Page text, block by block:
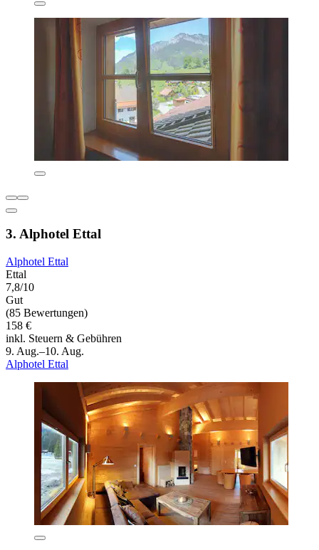
3. Alphotel Ettal
Alphotel Ettal
Ettal
7,8/10
Gut
(85 Bewertungen)
158 €
inkl. Steuern & Gebühren
9. Aug.–10. Aug.
Alphotel Ettal